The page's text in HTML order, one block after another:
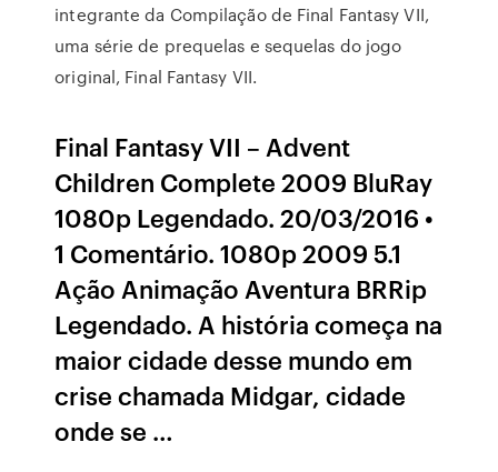
integrante da Compilação de Final Fantasy VII,
uma série de prequelas e sequelas do jogo
original, Final Fantasy VII.
Final Fantasy VII – Advent
Children Complete 2009 BluRay
1080p Legendado. 20/03/2016 •
1 Comentário. 1080p 2009 5.1
Ação Animação Aventura BRRip
Legendado. A história começa na
maior cidade desse mundo em
crise chamada Midgar, cidade
onde se …